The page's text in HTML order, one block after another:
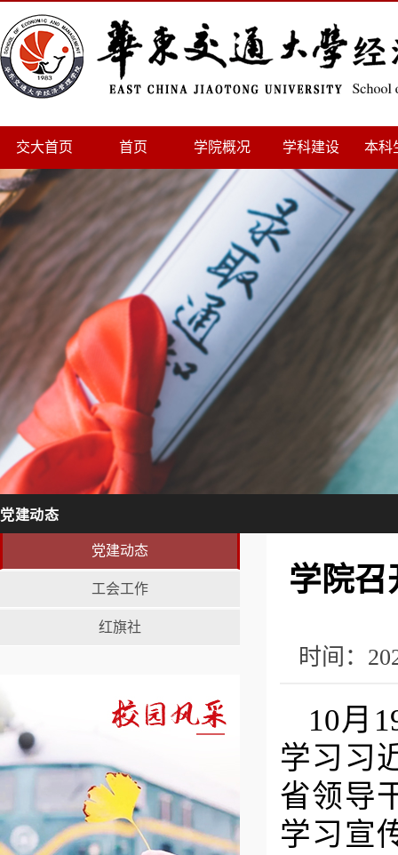
交大首页 首页 学院概况 学科建设 本科
党建动态
党建动态
工会工作
红旗社
学院召
时间：
10月
学习习
省领导
学习宣